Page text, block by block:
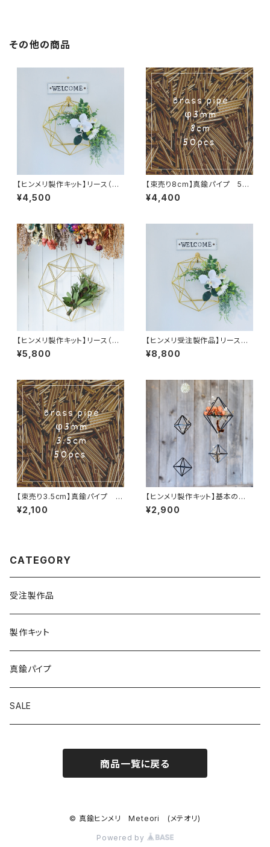
その他の商品
【ヒンメリ製作キット】リース（S）
真鍮製
¥4,500
【束売り8cm】真鍮パイプ 50
本
¥4,400
【ヒンメリ製作キット】リース（M）
真鍮製
¥5,800
【ヒンメリ受注製作品】リース
（S）真鍮製
¥8,800
【束売り3.5cm】真鍮パイプ 5
0本
¥2,100
【ヒンメリ製作キット】基本の正
八面体セット 黒アルマイト製
¥2,900
CATEGORY
受注製作品
製作キット
真鍮パイプ
SALE
商品一覧に戻る
© 真鍮ヒンメリ Meteori (メテオリ)
Powered by